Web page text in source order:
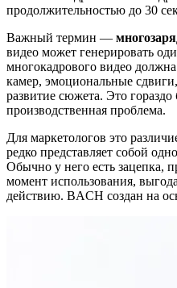
продолжительностью до 30
Важный термин —
видео может генерировать
многокадрового видео
камер, эмоциональные
развитие сюжета. Это гораздо
производственная проблема.
Для маркетологов это
редко представляет собой
Обычно у него есть зацепка,
момент использования,
действию. BACH создан на